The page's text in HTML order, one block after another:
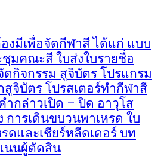
งมีเพื่อจัดกีฬาสี ได้แก่ แบบ
ชุมคณะสี ใบส่งใบรายชื่อ
กิจกรรม สูจิบัตร โปรแกรม
จิบัตร โปรสเตอร์ทำกีฬาสี
ำกล่าวเปิด – ปิด อาวุโส
การเดินขบวนพาเหรด ใบ
ดและเชียร์หลีดเดอร์ บท
นนผู้ตัดสิน